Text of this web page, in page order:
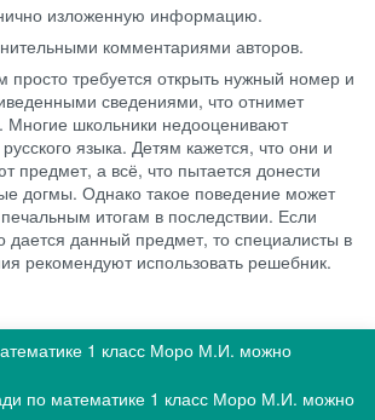
изложенную информацию.
комментариями авторов.
просто требуется открыть нужный номер и
сведениями, что отнимет
Многие школьники недооценивают
языка. Детям кажется, что они и
предмет, а всё, что пытается донести
догмы. Однако такое поведение может
итогам в последствии. Если
дается данный предмет, то специалисты в
рекомендуют использовать решебник.
1 класс Моро М.И. можно
по математике 1 класс Моро М.И. можно